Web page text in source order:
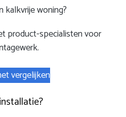
kalkvrije woning?
product-specialisten voor
vergelijken